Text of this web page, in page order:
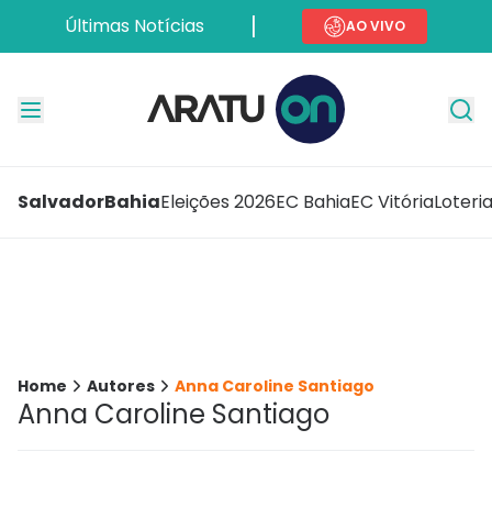
Últimas Notícias AO VIVO
SalvadorBahiaEleições 2026EC BahiaEC Vitória
Home Autores Anna Caroline Santiago
Anna Caroline Santiago